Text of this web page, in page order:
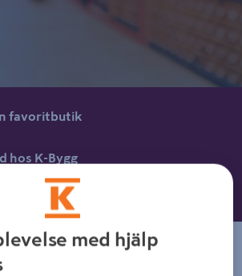
favoritbutik
hos K-Bygg
med hjälp